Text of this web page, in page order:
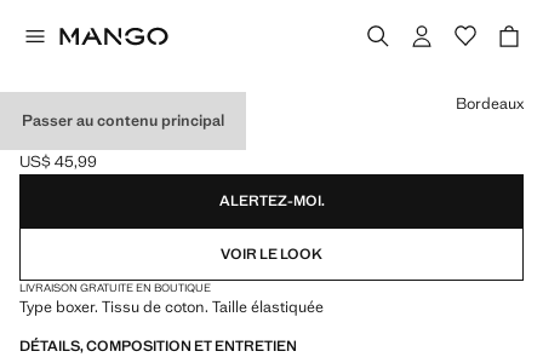
Passer au contenu principal
LOT 3 SLIPS COMBINÉS
Prix actuel [US$ 45,99 ]
US$ 45,99
Choisissez une couleur
Bordeaux
ALERTEZ-MOI.
VOIR LE LOOK
LIVRAISON GRATUITE EN BOUTIQUE
Type boxer. Tissu de coton. Taille élastiquée
DÉTAILS, COMPOSITION ET ENTRETIEN